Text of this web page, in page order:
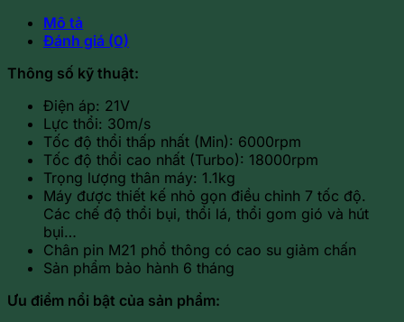
Mô tả
Đánh giá (0)
Thông số kỹ thuật:
Điện áp: 21V
Lực thổi: 30m/s
Tốc độ thổi thấp nhất (Min): 6000rpm
Tốc độ thổi cao nhất (Turbo): 18000rpm
Trọng lượng thân máy: 1.1kg
Máy được thiết kế nhỏ gọn điều chỉnh 7 tốc độ.
Các chế độ thổi bụi, thổi lá, thổi gom gió và hút
bụi…
Chân pin M21 phổ thông có cao su giảm chấn
Sản phẩm bảo hành 6 tháng
Ưu điểm nổi bật của sản phẩm: